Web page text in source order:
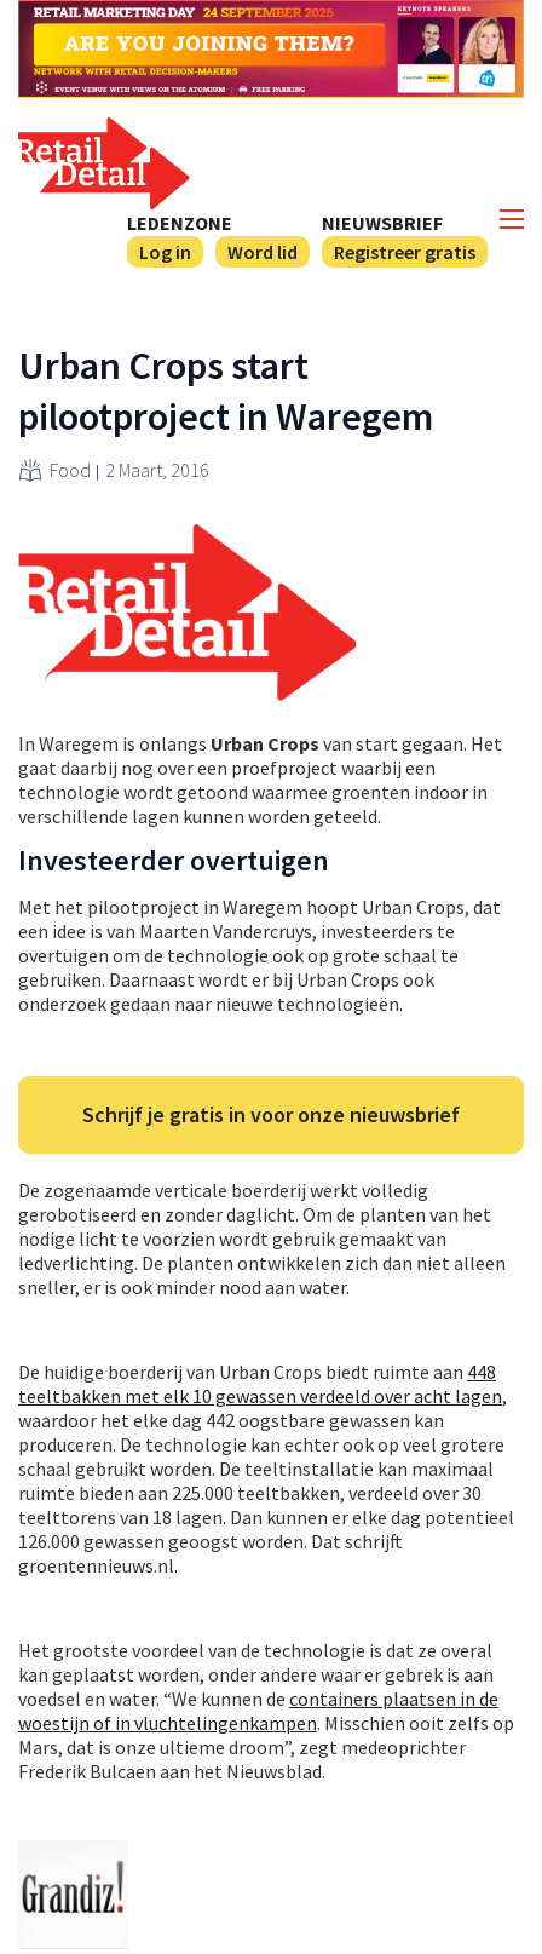
NIEUWSBRIEF
Registreer gratis
LEDENZONE
Log in
Word lid
Urban Crops start
pilootproject in Waregem
Food 2 Maart, 2016
In Waregem is onlangs Urban Crops van start gegaan. Het
gaat daarbij nog over een proefproject waarbij een
technologie wordt getoond waarmee groenten indoor in
verschillende lagen kunnen worden geteeld.
Investeerder overtuigen
Met het pilootproject in Waregem hoopt Urban Crops, dat
een idee is van Maarten Vandercruys, investeerders te
overtuigen om de technologie ook op grote schaal te
gebruiken. Daarnaast wordt er bij Urban Crops ook
onderzoek gedaan naar nieuwe technologieën.
Schrijf je gratis in voor onze nieuwsbrief
De zogenaamde verticale boerderij werkt volledig
gerobotiseerd en zonder daglicht. Om de planten van het
nodige licht te voorzien wordt gebruik gemaakt van
ledverlichting. De planten ontwikkelen zich dan niet alleen
sneller, er is ook minder nood aan water.
De huidige boerderij van Urban Crops biedt ruimte aan 448
teeltbakken met elk 10 gewassen verdeeld over acht lagen,
waardoor het elke dag 442 oogstbare gewassen kan
produceren. De technologie kan echter ook op veel grotere
schaal gebruikt worden. De teeltinstallatie kan maximaal
ruimte bieden aan 225.000 teeltbakken, verdeeld over 30
teelttorens van 18 lagen. Dan kunnen er elke dag potentieel
126.000 gewassen geoogst worden. Dat schrijft
groentennieuws.nl.
Het grootste voordeel van de technologie is dat ze overal
kan geplaatst worden, onder andere waar er gebrek is aan
voedsel en water. “We kunnen de containers plaatsen in de
woestijn of in vluchtelingenkampen. Misschien ooit zelfs op
Mars, dat is onze ultieme droom”, zegt medeoprichter
Frederik Bulcaen aan het Nieuwsblad.